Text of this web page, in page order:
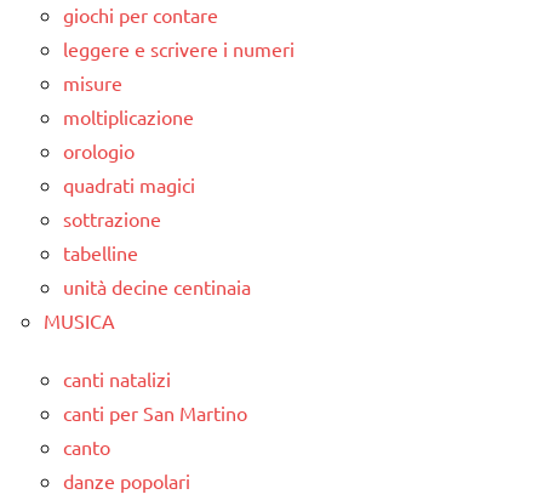
giochi per contare
leggere e scrivere i numeri
misure
moltiplicazione
orologio
quadrati magici
sottrazione
tabelline
unità decine centinaia
MUSICA
canti natalizi
canti per San Martino
canto
danze popolari